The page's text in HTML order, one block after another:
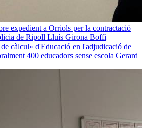
expedient a Orriols per la contractació
de Ripoll Lluís Girona Boffi
càlcul» d'Educació en l'adjudicació de
400 educadors sense escola Gerard